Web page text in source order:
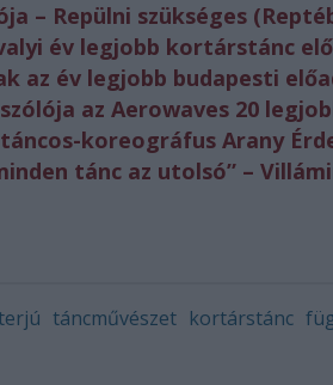
– Repülni szükséges
év legjobb kortárstánc
az év legjobb budapesti
az Aerowaves 20
koreográfus Arany
tánc az utolsó” –
táncművészet kortárstánc